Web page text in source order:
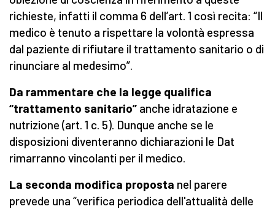
richieste, infatti il comma 6 dell’art. 1 così recita: “Il
medico è tenuto a rispettare la volontà espressa
dal paziente di rifiutare il trattamento sanitario o di
rinunciare al medesimo”.
Da rammentare che la legge qualifica
“trattamento sanitario” anche idratazione e
nutrizione (art. 1 c. 5). Dunque anche se le
disposizioni diventeranno dichiarazioni le Dat
rimarranno vincolanti per il medico.
La seconda modifica proposta nel parere
prevede una “verifica periodica dell'attualità delle